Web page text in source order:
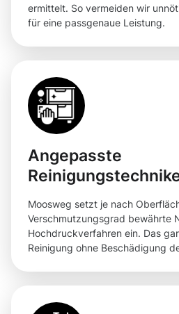
ermittelt. So vermeiden wir
für eine passgenaue Leistung.
Angepasste
Moosweg setzt je nach
Verschmutzungsgrad bewährte
Hochdruckverfahren ein. Das
Reinigung ohne Beschädigung